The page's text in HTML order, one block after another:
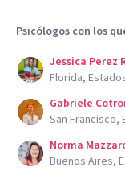
Psicólogos con los
Jessica Perez
Florida,
Gabriele
San Francisco,
Norma
Buenos Aires,